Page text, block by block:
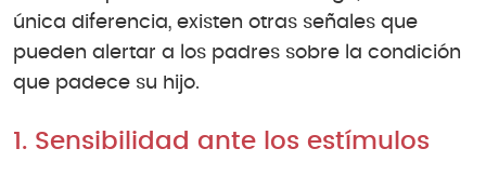
única diferencia, existen otras señales que
pueden alertar a los padres sobre la condición
que padece su hijo.
1. Sensibilidad ante los estímulos